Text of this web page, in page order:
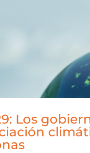
Los